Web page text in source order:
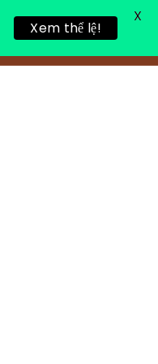
LIÊN HỆXem thể lệ!
X